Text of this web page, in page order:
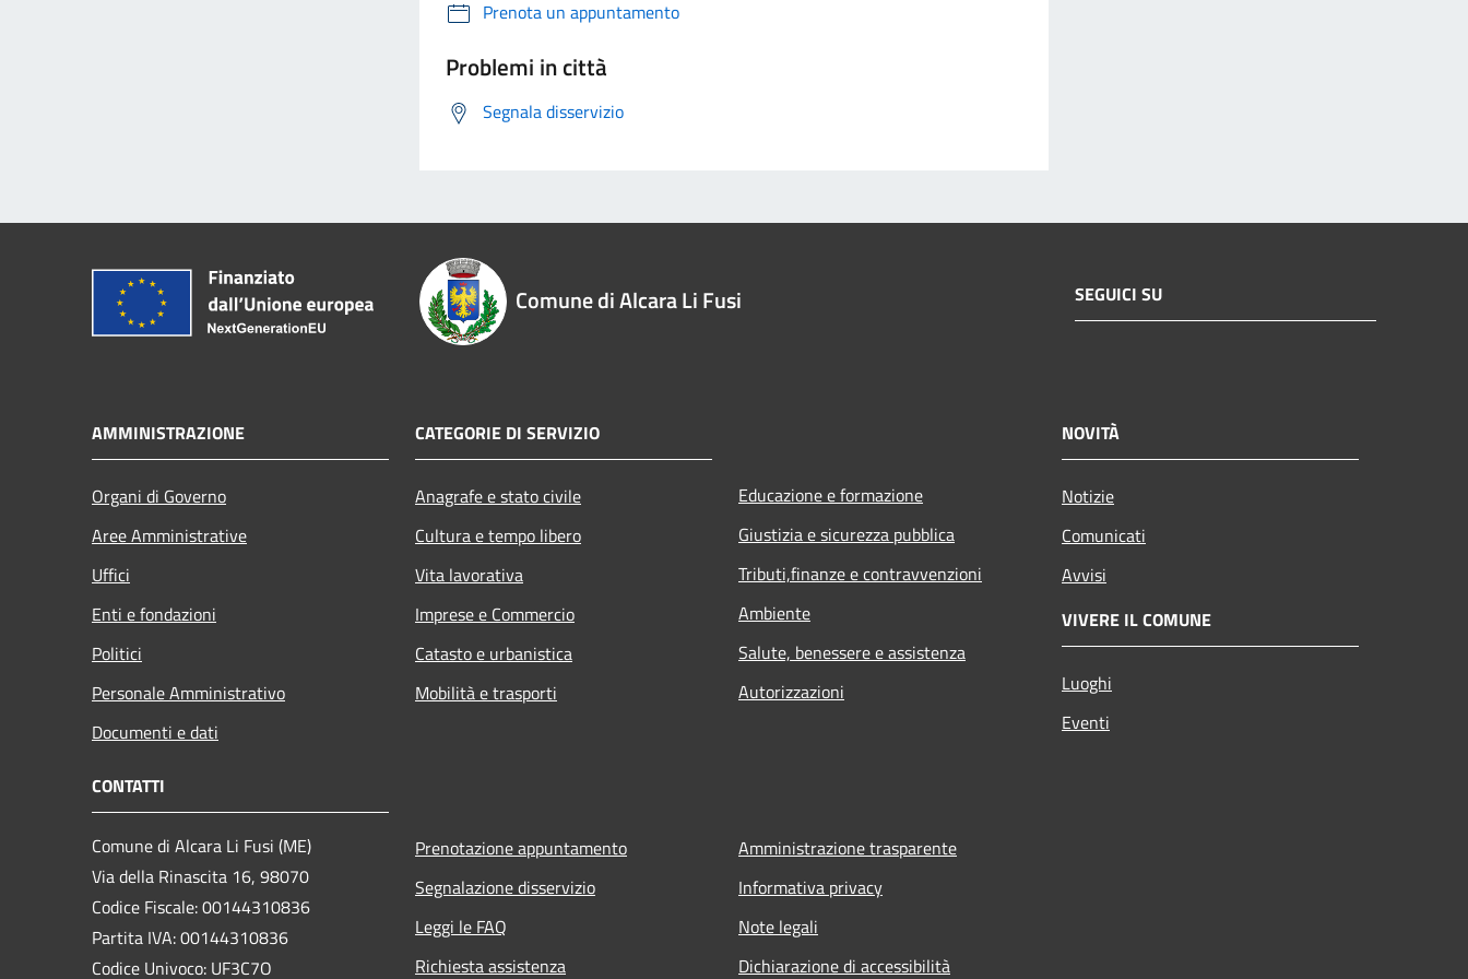
Prenota un appuntamento
Problemi in città
Segnala disservizio
Comune di Alcara Li Fusi SEGUICI SU
AMMINISTRAZIONE
Organi di Governo
Aree Amministrative
Uffici
Enti e fondazioni
Politici
Personale Amministrativo
Documenti e dati
CATEGORIE DI SERVIZIO
Anagrafe e stato civile
Cultura e tempo libero
Vita lavorativa
Imprese e Commercio
Catasto e urbanistica
Mobilità e trasporti
Educazione e formazione
Giustizia e sicurezza pubblica
Tributi,finanze e contravvenzioni
Ambiente
Salute, benessere e assistenza
Autorizzazioni
NOVITÀ
Notizie
Comunicati
Avvisi
VIVERE IL COMUNE
Luoghi
Eventi
CONTATTI
Comune di Alcara Li Fusi (ME)
Via della Rinascita 16, 98070
Codice Fiscale: 00144310836
Partita IVA: 00144310836
Codice Univoco: UF3C7O
Prenotazione appuntamento
Segnalazione disservizio
Leggi le FAQ
Richiesta assistenza
Amministrazione trasparente
Informativa privacy
Note legali
Dichiarazione di accessibilità